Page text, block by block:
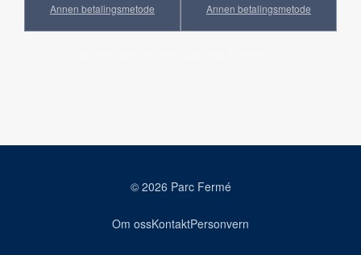
Annen betalingsmetode Annen betalingsmetode
© 2026 Parc Fermé
Om ossKontaktPersonvern